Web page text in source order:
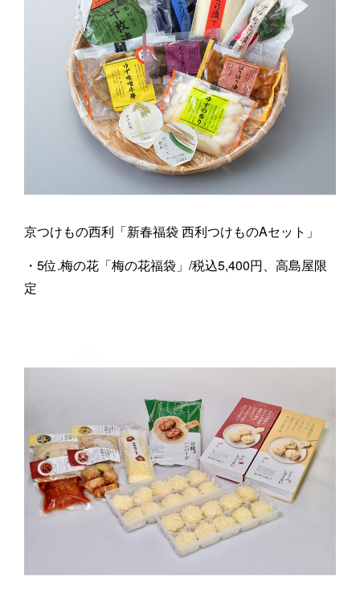
京つけもの西利「新春福袋 西利つけものAセット」
・5位.梅の花「梅の花福袋」/税込5,400円、高島屋限
定